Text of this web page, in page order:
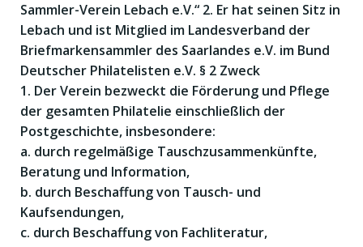
Sammler-Verein Lebach e.V.“ 2. Er hat seinen Sitz in
Lebach und ist Mitglied im Landesverband der
Briefmarkensammler des Saarlandes e.V. im Bund
Deutscher Philatelisten e.V. § 2 Zweck
1. Der Verein bezweckt die Förderung und Pflege
der gesamten Philatelie einschließlich der
Postgeschichte, insbesondere:
a. durch regelmäßige Tauschzusammenkünfte,
Beratung und Information,
b. durch Beschaffung von Tausch- und
Kaufsendungen,
c. durch Beschaffung von Fachliteratur,